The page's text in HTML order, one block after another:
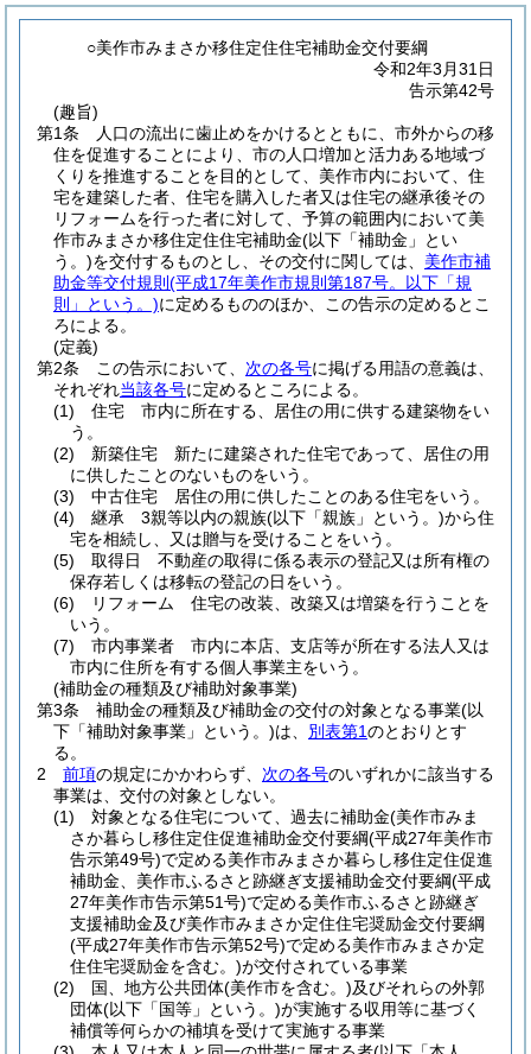
○美作市みまさか移住定住住宅補助金交付要綱
令和2年3月31日
告示第42号
(趣旨)
第1条
人口の流出に歯止めをかけるとともに、市外からの移
住を促進することにより、市の人口増加と活力ある地域づ
くりを推進することを目的として、美作市内において、住
宅を建築した者、住宅を購入した者又は住宅の継承後その
リフォームを行った者に対して、予算の範囲内において美
作市みまさか移住定住住宅補助金(以下「補助金」とい
う。)を交付するものとし、その交付に関しては、 美作市補
助金等交付規則 (平成17年美作市規則第187号。以下「規
則」という。)に定めるもののほか、この告示の定めるとこ
ろによる。
(定義)
第2条
この告示において、 次の各号に掲げる用語の意義は、
それぞれ当該各号に定めるところによる。
(1)
住宅 市内に所在する、居住の用に供する建築物をい
う。
(2)
新築住宅 新たに建築された住宅であって、居住の用
に供したことのないものをいう。
(3)
中古住宅 居住の用に供したことのある住宅をいう。
(4)
継承 3親等以内の親族(以下「親族」という。)から住
宅を相続し、又は贈与を受けることをいう。
(5)
取得日 不動産の取得に係る表示の登記又は所有権の
保存若しくは移転の登記の日をいう。
(6)
リフォーム 住宅の改装、改築又は増築を行うことを
いう。
(7)
市内事業者 市内に本店、支店等が所在する法人又は
市内に住所を有する個人事業主をいう。
(補助金の種類及び補助対象事業)
第3条
補助金の種類及び補助金の交付の対象となる事業(以
下「補助対象事業」という。)は、 別表第1のとおりとす
る。
2
前項の規定にかかわらず、 次の各号のいずれかに該当する
事業は、交付の対象としない。
(1)
対象となる住宅について、過去に補助金(美作市みま
さか暮らし移住定住促進補助金交付要綱(平成27年美作市
告示第49号)で定める美作市みまさか暮らし移住定住促進
補助金、美作市ふるさと跡継ぎ支援補助金交付要綱(平成
27年美作市告示第51号)で定める美作市ふるさと跡継ぎ
支援補助金及び美作市みまさか定住住宅奨励金交付要綱
(平成27年美作市告示第52号)で定める美作市みまさか定
住住宅奨励金を含む。)が交付されている事業
(2)
国、地方公共団体(美作市を含む。)及びそれらの外郭
団体(以下「国等」という。)が実施する収用等に基づく
補償等何らかの補填を受けて実施する事業